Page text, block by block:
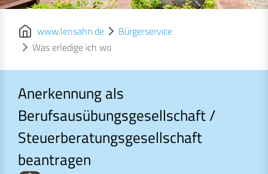
www.lensahn.de
Bürgerservice
Was erledige ich wo
Anerkennung als
Berufsausübungsgesellschaft /
Steuerberatungsgesellschaft
beantragen